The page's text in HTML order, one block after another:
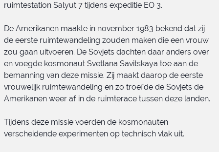
Soyuz-T 11 bemanning
ruimtestation Salyut 7 tijdens expeditie EO 3.
De Amerikanen maakte in november 1983 bekend dat zij
de eerste ruimtewandeling zouden maken die een vrouw
zou gaan uitvoeren. De Sovjets dachten daar anders over
en voegde kosmonaut Svetlana Savitskaya toe aan de
bemanning van deze missie. Zij maakt daarop de eerste
vrouwelijk ruimtewandeling en zo troefde de Sovjets de
Amerikanen weer af in de ruimterace tussen deze landen.
Tijdens deze missie voerden de kosmonauten
verscheidende experimenten op technisch vlak uit.